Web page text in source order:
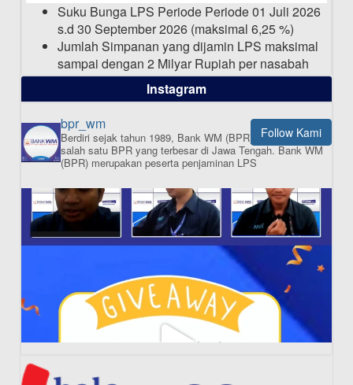
Suku Bunga LPS Periode Periode 01 Juli 2026
s.d 30 September 2026 (maksimal 6,25 %)
Jumlah Simpanan yang dijamin LPS maksimal
sampai dengan 2 Milyar Rupiah per nasabah
dalam satu bank
ISI APLIKASI SEKARANG
Instagram
Follow Kami
bpr_wm
Berdiri sejak tahun 1989, Bank WM (BPR) merupakan
salah satu BPR yang terbesar di Jawa Tengah.Bank WM
(BPR) merupakan peserta penjaminan LPS